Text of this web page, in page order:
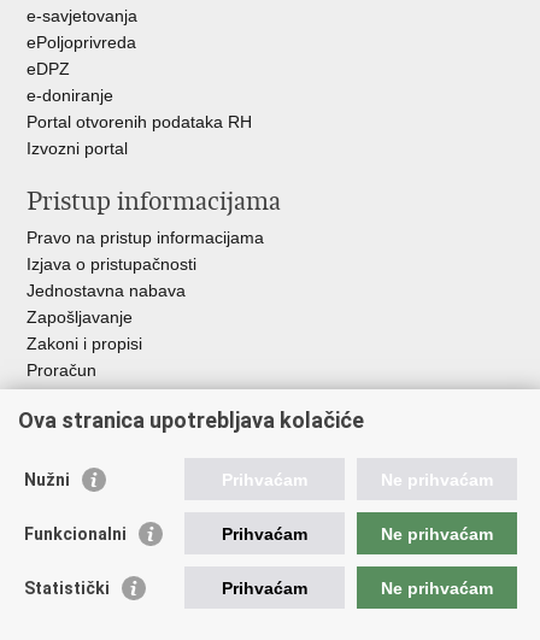
e-savjetovanja
ePoljoprivreda
eDPZ
e-doniranje
Portal otvorenih podataka RH
Izvozni portal
Pristup informacijama
Pravo na pristup informacijama
Izjava o pristupačnosti
Jednostavna nabava
Zapošljavanje
Zakoni i propisi
Proračun
RH
Važne poveznice
Hrvatska agencija za poljoprivredu i hranu
Agencija za plaćanja u poljoprivredi, ribarstvu i ruralnom
razvoju
Ova stranica upotrebljava kolačiće
Nužni Prihvaćam Ne prihvaćam
Funkcionalni Prihvaćam Ne prihvaćam
Statistički Prihvaćam Ne prihvaćam